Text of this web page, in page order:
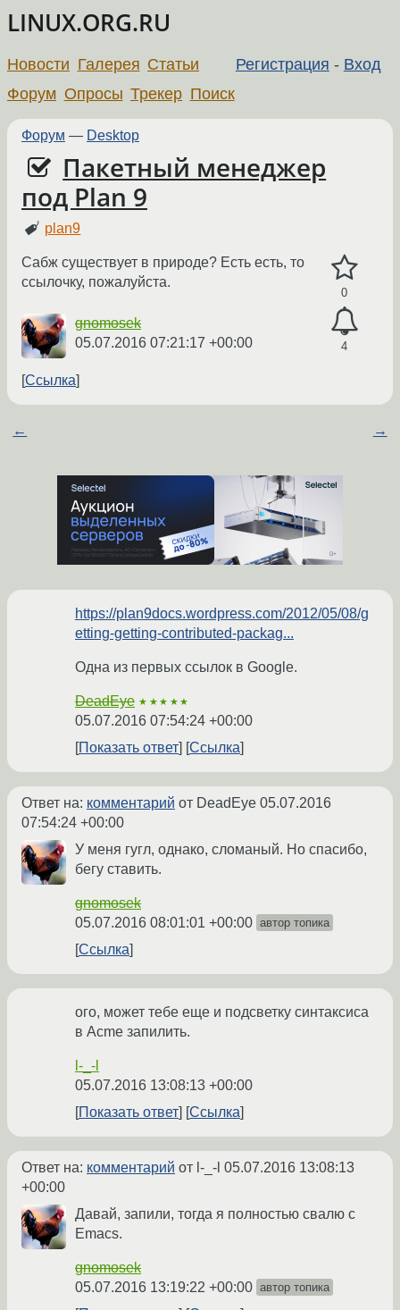
LINUX.ORG.RU
Регистрация - Вход
Новости Галерея Статьи
Форум Опросы Трекер Поиск
Форум — Desktop
Пакетный менеджер
под Plan 9
plan9
0
4
Сабж существует в природе? Есть есть, то
ссылочку, пожалуйста.
gnomosek
05.07.2016 07:21:17 +00:00
Ссылка
← →
https://plan9docs.wordpress.com/2012/05/08/g
etting-getting-contributed-packag...
Одна из первых ссылок в Google.
DeadEye ★★★★★
05.07.2016 07:54:24 +00:00
Показать ответ
Ссылка
Ответ на: комментарий от DeadEye 05.07.2016
07:54:24 +00:00
У меня гугл, однако, сломаный. Но спасибо,
бегу ставить.
gnomosek
05.07.2016 08:01:01 +00:00 автор топика
Ссылка
ого, может тебе еще и подсветку синтаксиса
в Acme запилить.
l-_-l
05.07.2016 13:08:13 +00:00
Показать ответ
Ссылка
Ответ на: комментарий от l-_-l 05.07.2016 13:08:13
+00:00
Давай, запили, тогда я полностью свалю с
Emacs.
gnomosek
05.07.2016 13:19:22 +00:00 автор топика